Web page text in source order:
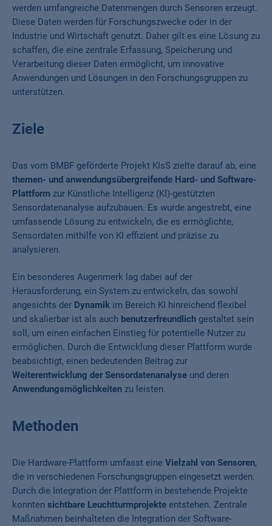
werden umfangreiche Datenmengen durch Sensoren erzeugt.
Diese Daten werden für Forschungszwecke oder in der
Industrie und Wirtschaft genutzt. Daher gilt es eine Lösung zu
schaffen, die eine zentrale Erfassung, Speicherung und
Verarbeitung dieser Daten ermöglicht, um innovative
Anwendungen und Lösungen in den Forschungsgruppen zu
unterstützen.
Ziele
Das vom BMBF geförderte Projekt KIsS zielte darauf ab, eine
themen- und anwendungsübergreifende Hard- und Software-
Plattform zur Künstliche Intelligenz (KI)-gestützten
Sensordatenanalyse aufzubauen. Es wurde angestrebt, eine
umfassende Lösung zu entwickeln, die es ermöglichte,
Sensordaten mithilfe von KI effizient und präzise zu
analysieren.
Ein besonderes Augenmerk lag dabei auf der
Herausforderung, ein System zu entwickeln, das sowohl
angesichts der Dynamik im Bereich KI hinreichend flexibel
und skalierbar ist als auch benutzerfreundlich gestaltet sein
soll, um einen einfachen Einstieg für potentielle Nutzer zu
ermöglichen. Durch die Entwicklung dieser Plattform wurde
beabsichtigt, einen bedeutenden Beitrag zur
Weiterentwicklung der Sensordatenanalyse und deren
Anwendungsmöglichkeiten zu leisten.
Methoden
Die Hardware-Plattform umfasst eine Vielzahl von Sensoren,
die in verschiedenen Forschungsgruppen eingesetzt werden.
Durch die Integration der Plattform in bestehende Projekte
konnten sichtbare Leuchtturmprojekte entstehen. Zentrale
Maßnahmen beinhalteten die Integration der Software-